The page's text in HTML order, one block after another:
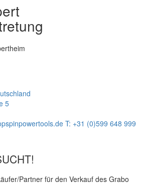
5
T: +31 (0)599 648 999
Partner für den Verkauf des Grabo